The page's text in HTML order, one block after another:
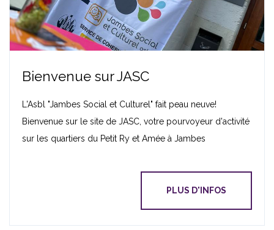
Bienvenue sur JASC
L'Asbl "Jambes Social et Culturel" fait peau neuve!
Bienvenue sur le site de JASC, votre pourvoyeur d'activité
sur les quartiers du Petit Ry et Amée à Jambes
PLUS D'INFOS